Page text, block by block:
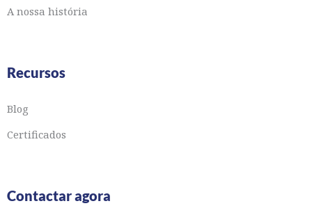
A nossa história
Recursos
Blog
Certificados
Contactar agora